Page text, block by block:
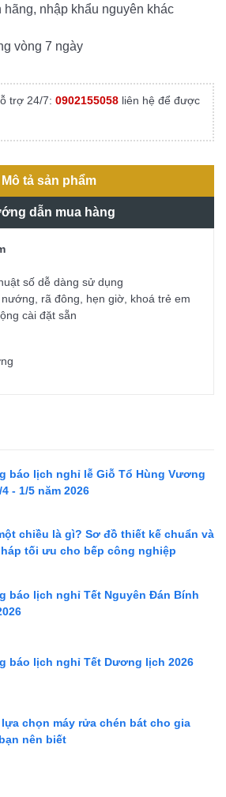
hãng, nhập khẩu nguyên khác
vòng 7 ngày
trợ 24/7: 0902155058 liên hệ để được
Mô tả sản phẩm
dẫn mua hàng
số dễ dàng sử dụng
rã đông, hẹn giờ, khoá trẻ em
cài đặt sẵn
báo lịch nghỉ lễ Giỗ Tổ Hùng Vương
- 1/5 năm 2026
chiều là gì? Sơ đồ thiết kế chuẩn và
tối ưu cho bếp công nghiệp
báo lịch nghỉ Tết Nguyên Đán Bính
báo lịch nghỉ Tết Dương lịch 2026
lựa chọn máy rửa chén bát cho gia
nên biết